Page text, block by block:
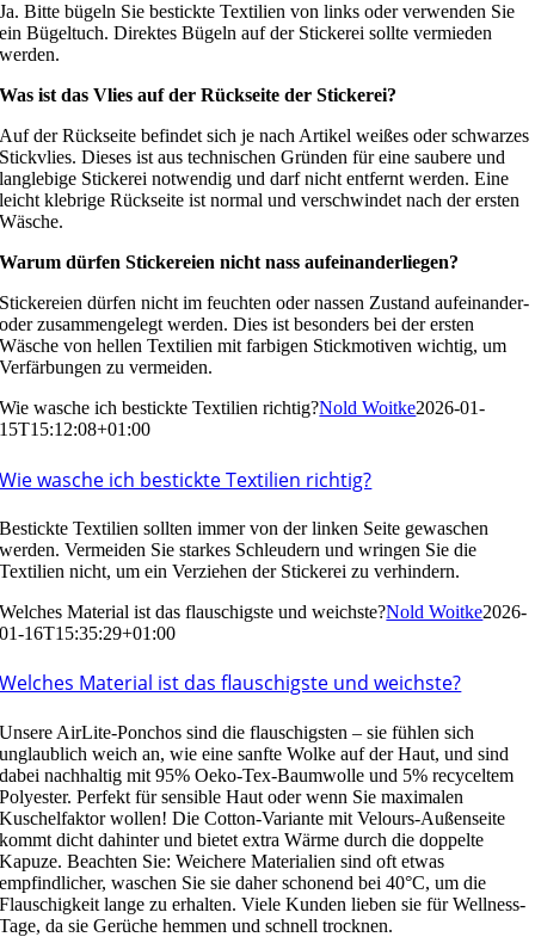
Ja. Bitte bügeln Sie bestickte Textilien von links oder verwenden Sie
ein Bügeltuch. Direktes Bügeln auf der Stickerei sollte vermieden
werden.
Was ist das Vlies auf der Rückseite der Stickerei?
Auf der Rückseite befindet sich je nach Artikel weißes oder schwarzes
Stickvlies. Dieses ist aus technischen Gründen für eine saubere und
langlebige Stickerei notwendig und darf nicht entfernt werden. Eine
leicht klebrige Rückseite ist normal und verschwindet nach der ersten
Wäsche.
Warum dürfen Stickereien nicht nass aufeinanderliegen?
Stickereien dürfen nicht im feuchten oder nassen Zustand aufeinander-
oder zusammengelegt werden. Dies ist besonders bei der ersten
Wäsche von hellen Textilien mit farbigen Stickmotiven wichtig, um
Verfärbungen zu vermeiden.
Wie wasche ich bestickte Textilien richtig?Nold Woitke2026-01-
15T15:12:08+01:00
Wie wasche ich bestickte Textilien richtig?
Bestickte Textilien sollten immer von der linken Seite gewaschen
werden. Vermeiden Sie starkes Schleudern und wringen Sie die
Textilien nicht, um ein Verziehen der Stickerei zu verhindern.
Welches Material ist das flauschigste und weichste?Nold Woitke2026-
01-16T15:35:29+01:00
Welches Material ist das flauschigste und weichste?
Unsere AirLite-Ponchos sind die flauschigsten – sie fühlen sich
unglaublich weich an, wie eine sanfte Wolke auf der Haut, und sind
dabei nachhaltig mit 95% Oeko-Tex-Baumwolle und 5% recyceltem
Polyester. Perfekt für sensible Haut oder wenn Sie maximalen
Kuschelfaktor wollen! Die Cotton-Variante mit Velours-Außenseite
kommt dicht dahinter und bietet extra Wärme durch die doppelte
Kapuze. Beachten Sie: Weichere Materialien sind oft etwas
empfindlicher, waschen Sie sie daher schonend bei 40°C, um die
Flauschigkeit lange zu erhalten. Viele Kunden lieben sie für Wellness-
Tage, da sie Gerüche hemmen und schnell trocknen.